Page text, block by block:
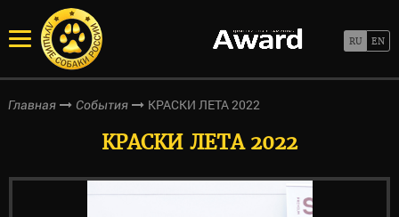
Главная События КРАСКИ ЛЕТА 2022
КРАСКИ ЛЕТА 2022